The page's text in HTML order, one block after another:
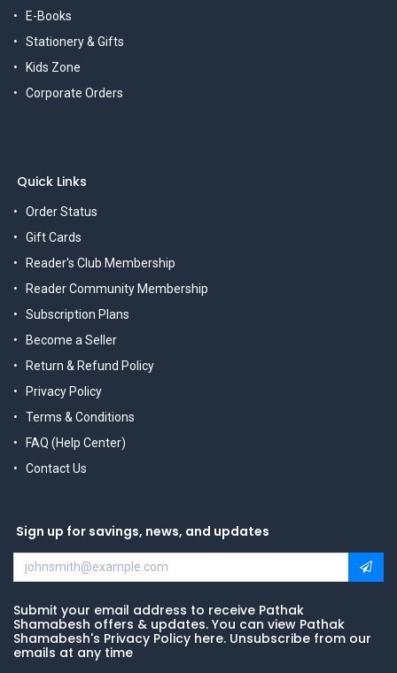
E-Books
Stationery & Gifts
Kids Zone
Corporate Orders
Quick Links
Order Status
Gift Cards
Reader's Club Membership
Reader Community Membership
Subscription Plans
Become a Seller
Return & Refund Policy
Privacy Policy
Terms & Conditions
FAQ (Help Center)
Contact Us
Sign up for savings, news, and updates
Submit your email address to receive Pathak
Shamabesh offers & updates. You can view Pathak
Shamabesh's Privacy Policy here. Unsubscribe from our
emails at any time